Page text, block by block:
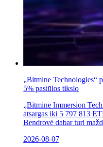
„Bitmine Technologies“
5% pasiūlos tikslo
„Bitmine Immersion
atsargas iki 5 797 813
Bendrovė dabar turi
2026-08-07